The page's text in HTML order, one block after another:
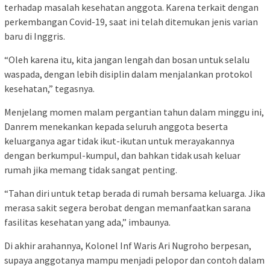
terhadap masalah kesehatan anggota. Karena terkait dengan
perkembangan Covid-19, saat ini telah ditemukan jenis varian
baru di Inggris.
“Oleh karena itu, kita jangan lengah dan bosan untuk selalu
waspada, dengan lebih disiplin dalam menjalankan protokol
kesehatan,” tegasnya.
Menjelang momen malam pergantian tahun dalam minggu ini,
Danrem menekankan kepada seluruh anggota beserta
keluarganya agar tidak ikut-ikutan untuk merayakannya
dengan berkumpul-kumpul, dan bahkan tidak usah keluar
rumah jika memang tidak sangat penting.
“Tahan diri untuk tetap berada di rumah bersama keluarga. Jika
merasa sakit segera berobat dengan memanfaatkan sarana
fasilitas kesehatan yang ada,” imbaunya.
Di akhir arahannya, Kolonel Inf Waris Ari Nugroho berpesan,
supaya anggotanya mampu menjadi pelopor dan contoh dalam